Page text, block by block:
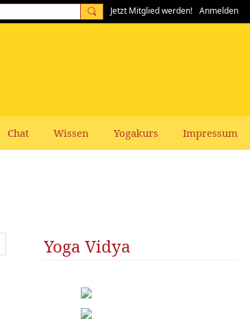
Jetzt Mitglied werden! Anmelden
Chat Wissen Yogakurs Impressum
Yoga Vidya